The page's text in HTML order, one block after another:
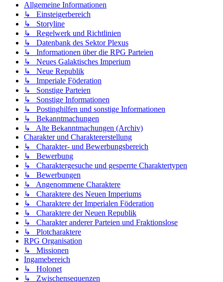
Allgemeine Informationen
↳ Einsteigerbereich
↳ Storyline
↳ Regelwerk und Richtlinien
↳ Datenbank des Sektor Plexus
↳ Informationen über die RPG Parteien
↳ Neues Galaktisches Imperium
↳ Neue Republik
↳ Imperiale Föderation
↳ Sonstige Parteien
↳ Sonstige Informationen
↳ Postinghilfen und sonstige Informationen
↳ Bekanntmachungen
↳ Alte Bekanntmachungen (Archiv)
Charakter und Charaktererstellung
↳ Charakter- und Bewerbungsbereich
↳ Bewerbung
↳ Charaktergesuche und gesperrte Charaktertypen
↳ Bewerbungen
↳ Angenommene Charaktere
↳ Charaktere des Neuen Imperiums
↳ Charaktere der Imperialen Föderation
↳ Charaktere der Neuen Republik
↳ Charakter anderer Parteien und Fraktionslose
↳ Plotcharaktere
RPG Organisation
↳ Missionen
Ingamebereich
↳ Holonet
↳ Zwischensequenzen